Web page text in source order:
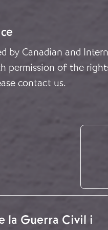
by Canadian and
permission of the
contact us.
la Guerra Civil i